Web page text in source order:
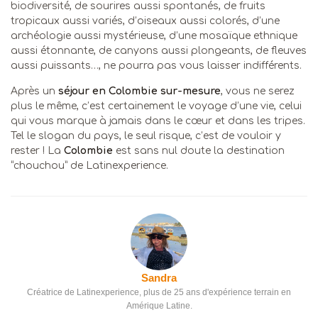
biodiversité, de sourires aussi spontanés, de fruits
tropicaux aussi variés, d’oiseaux aussi colorés, d’une
archéologie aussi mystérieuse, d’une mosaïque ethnique
aussi étonnante, de canyons aussi plongeants, de fleuves
aussi puissants…, ne pourra pas vous laisser indifférents.
Après un séjour en Colombie sur-mesure, vous ne serez
plus le même, c’est certainement le voyage d’une vie, celui
qui vous marque à jamais dans le cœur et dans les tripes.
Tel le slogan du pays, le seul risque, c’est de vouloir y
rester ! La Colombie est sans nul doute la destination
“chouchou” de Latinexperience.
Sandra
Créatrice de Latinexperience, plus de 25 ans d'expérience terrain en
Amérique Latine.